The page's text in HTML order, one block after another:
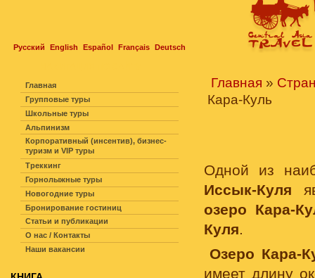
Русский English Español Français Deutsch
Главная »
Кара-Куль
Одной из
Иссык-Куля
озеро Кара-
Куля.
Озеро Кара-
имеет длину
Главная
Групповые туры
Школьные туры
Альпинизм
Корпоративный (инсентив), бизнес-
туризм и VIP туры
Треккинг
Горнолыжные туры
Новогодние туры
Бронирование гостиниц
Статьи и публикации
О нас / Контакты
Наши вакансии